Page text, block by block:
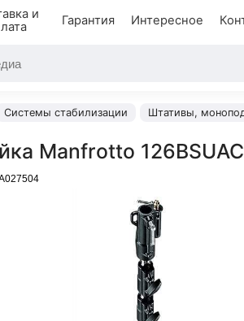
и
Гарантия Интересное
Системы стабилизации Штативы,
Manfrotto 126BSUAC